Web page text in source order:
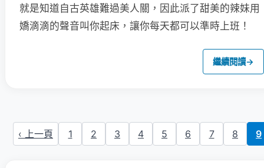
就是知道自古英雄難過美人關，因此派了甜美的辣妹用
嬌滴滴的聲音叫你起床，讓你每天都可以準時上班！
繼續閱讀→
‹ 上一頁 1 2 3 4 5 6 7 8 9